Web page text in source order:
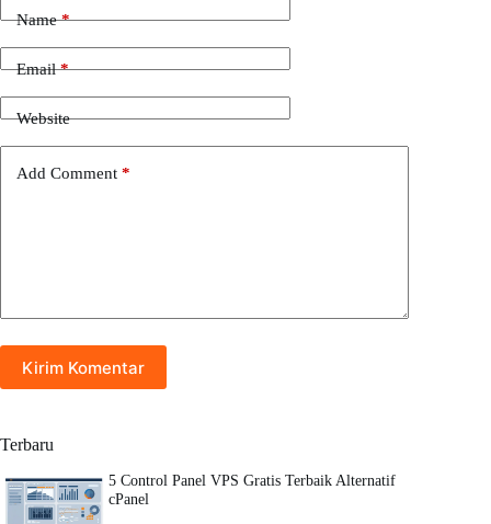
Name*
Email*
Website
Add Comment *
Kirim Komentar
Terbaru
5 Control Panel VPS Gratis Terbaik Alternatif
cPanel